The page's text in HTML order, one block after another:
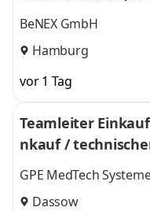
BeNEX GmbH
Hamburg
vor 1 Tag
Teamleiter
nkauf /
nn Logistik und
GPE MedTech
Dassow